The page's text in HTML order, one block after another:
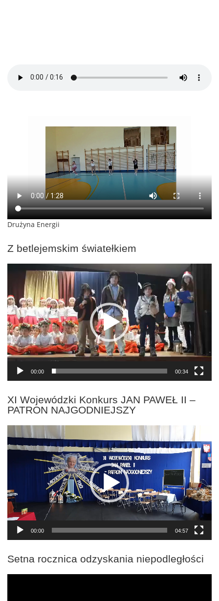
Drużyna Energii
Z betlejemskim światełkiem
Odtwarzacz
00:00 00:34
XI Wojewódzki Konkurs JAN PAWEŁ II –
PATRON NAJGODNIEJSZY
Odtwarzacz
video
00:00 04:57
Setna rocznica odzyskania niepodległości